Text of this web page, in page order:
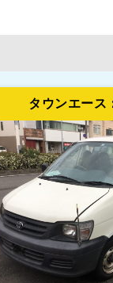
タウンエース